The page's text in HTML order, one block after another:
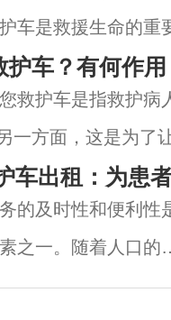
车是救援生命的重
途转运病人或运送
护车出租转运长途
护车？有何作
救护车是指救护病
一方面，这是为了
方向Ambulance单
警报器的
车出租：为患
的及时性和便利性
之一。随着人口的
医疗需求也日益增